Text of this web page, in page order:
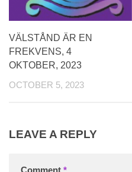
VÄLSTÅND ÄR EN
FREKVENS, 4
OKTOBER, 2023
OCTOBER 5, 2023
LEAVE A REPLY
Comment *